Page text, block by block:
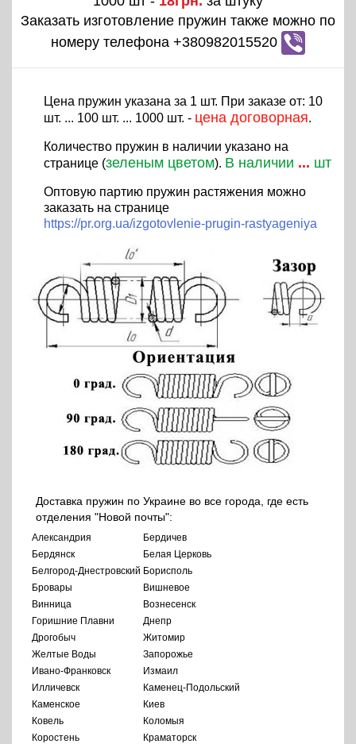
Заказать изготовление пружин также можно по
номеру телефона +380982015520
Цена пружин указана за 1 шт. При заказе от: 10
шт. ... 100 шт. ... 1000 шт. - цена договорная.
Количество пружин в наличии указано на
странице (зеленым цветом). В наличии ... шт
Оптовую партию пружин растяжения можно
заказать на странице
https://pr.org.ua/izgotovlenie-prugin-rastyageniya
Доставка пружин по Украине во все города, где есть
отделения "Новой почты":
Александрия
Бердичев
Бердянск
Белая Церковь
Белгород-Днестровский Борисполь
Бровары
Вишневое
Винница
Вознесенск
Горишние Плавни
Днепр
Дрогобыч
Житомир
Желтые Воды
Запорожье
Ивано-Франковск
Измаил
Илличевск
Каменец-Подольский
Каменское
Киев
Ковель
Коломыя
Коростень
Краматорск